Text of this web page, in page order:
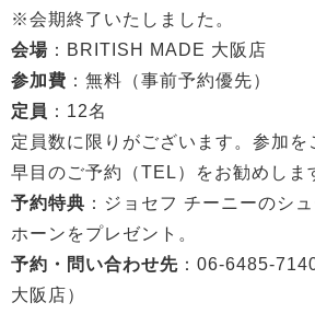
※会期終了いたしました。
会場 ：BRITISH MADE 大阪店
参加費 ：無料（事前予約優先）
定員 ：12名
定員数に限りがございます。参加を
早目のご予約（TEL）をお勧めしま
予約特典 ：ジョセフ チーニーのシ
ホーンをプレゼント。
予約・問い合わせ先 ：06-6485-
大阪店）